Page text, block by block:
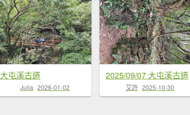
大屯溪古道
Julia 2026-01-02
2025/09/07 大屯溪古道
艾許 2025-10-30